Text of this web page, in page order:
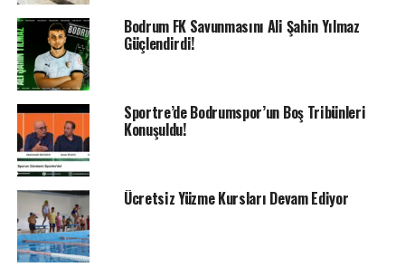
bulunuyor.
Bodrum FK Savunmasını Ali Şahin Yılmaz
Güçlendirdi!
Sportre’de Bodrumspor’un Boş Tribünleri
Konuşuldu!
Ücretsiz Yüzme Kursları Devam Ediyor